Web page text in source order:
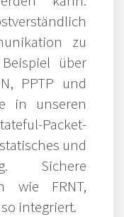
zu
über
PPTP und
in unseren
Packet-
und
Sichere
wie FRNT,
integriert.